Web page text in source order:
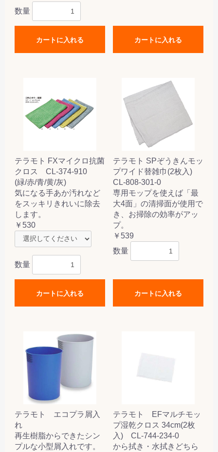
数量
カートに入れる カートに入れる
テラモト FXマイクロ抗菌
クロス CL-374-910
(緑/赤/青/黄/灰)
気になる手あか汚れなど
をスッキリきれいに除去
します。
￥530
数量
カートに入れる
テラモト SPぞうきんモッ
プワイド替雑巾(2枚入)
CL-808-301-0
専用モップを使えば「最
大4面」の清掃面が使用で
き、お掃除の効率がアッ
プ。
￥539
数量
カートに入れる
テラモト エコプラ屑入
れ
再生樹脂からできたシン
プルな小型屑入れです。
テラモト EFマルチモッ
プ湿乾クロス 34cm(2枚
入) CL-744-234-0
から拭き・水拭きどちら